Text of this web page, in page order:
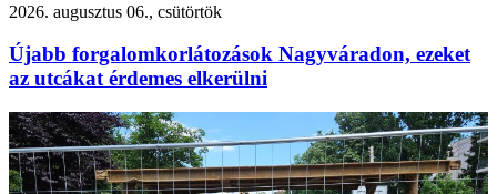
2026. augusztus 06., csütörtök
Újabb forgalomkorlátozások Nagyváradon, ezeket
az utcákat érdemes elkerülni